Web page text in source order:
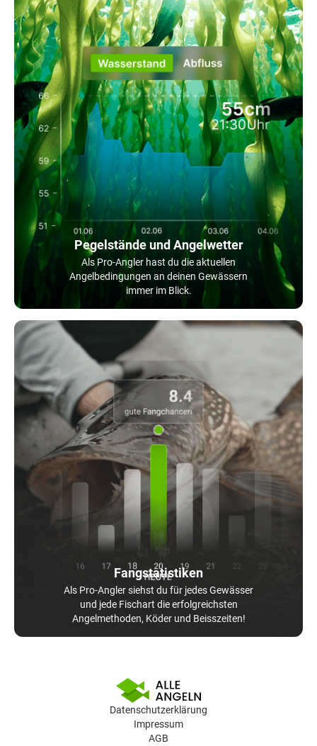
Pegelstände und Angelwetter
Als Pro-Angler hast du die aktuellen
Angelbedingungen an deinen Gewässern
immer im Blick.
Fangstatistiken
Als Pro-Angler siehst du für jedes Gewässer
und jede Fischart die erfolgreichsten
Angelmethoden, Köder und Beisszeiten!
Datenschutzerklärung
Impressum
AGB